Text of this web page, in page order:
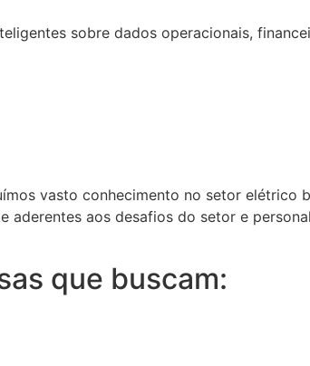
sobre dados operacionais,
vasto conhecimento no setor elétrico
aos desafios do setor e
que buscam: